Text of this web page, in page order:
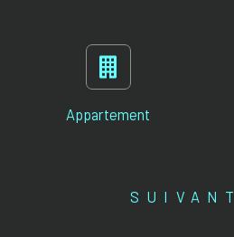
Appartement
SUIVANT